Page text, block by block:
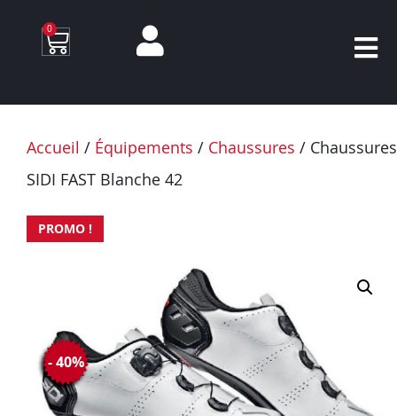
0
Accueil / Équipements / Chaussures / Chaussures
SIDI FAST Blanche 42
PROMO !
- 40%